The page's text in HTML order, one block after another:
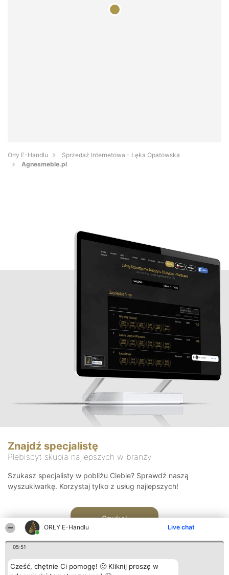
ORŁY E-Handlu Live chat
05:51
Cześć, chętnie Ci pomogę! 🙂 Kliknij proszę w
Orły E-Handlu
Sprzedaż Internetowa - Łęka Opatowska
Agnesmeble.pl
Znajdź specjalistę
Plebiscyt skupia najlepszych w branży
Szukasz specjalisty w pobliżu Ciebie? Sprawdź naszą
wyszukiwarkę. Korzystaj tylko z usług najlepszych!
Szukaj